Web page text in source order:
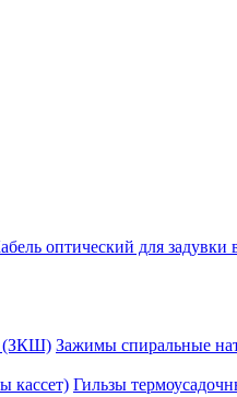
оптический для задувки
(ЗКШ) Зажимы спиральные
кассет) Гильзы